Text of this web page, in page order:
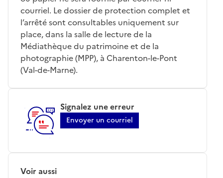
courriel. Le dossier de protection complet et
l’arrêté sont consultables uniquement sur
place, dans la salle de lecture de la
Médiathèque du patrimoine et de la
photographie (MPP), à Charenton-le-Pont
(Val-de-Marne).
Signalez une erreur
Envoyer un courriel
Voir aussi